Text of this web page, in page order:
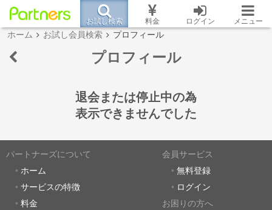
お試し検索 料金 ログイン メニュー
ホーム お試し会員検索 プロフィール
プロフィール
退会または停止中の為
表示できませんでした
パートナーズについて
ホーム
サービスの特徴
料金
会員サービス
無料登録
ログイン
お困りの方へ